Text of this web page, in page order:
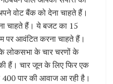
वोट बैंक को देना चाहते हैं।
चाहते हैं। ये बजट का 15
पर आवंटित करना चाहते हैं।
लोकसभा के चार चरणों के
हैं। चार जून के लिए फिर एक
400 पार की आवाज आ रही है।